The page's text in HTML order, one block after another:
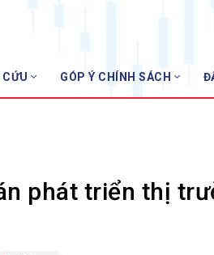
GÓP Ý CHÍNH SÁCH
phát triển thị